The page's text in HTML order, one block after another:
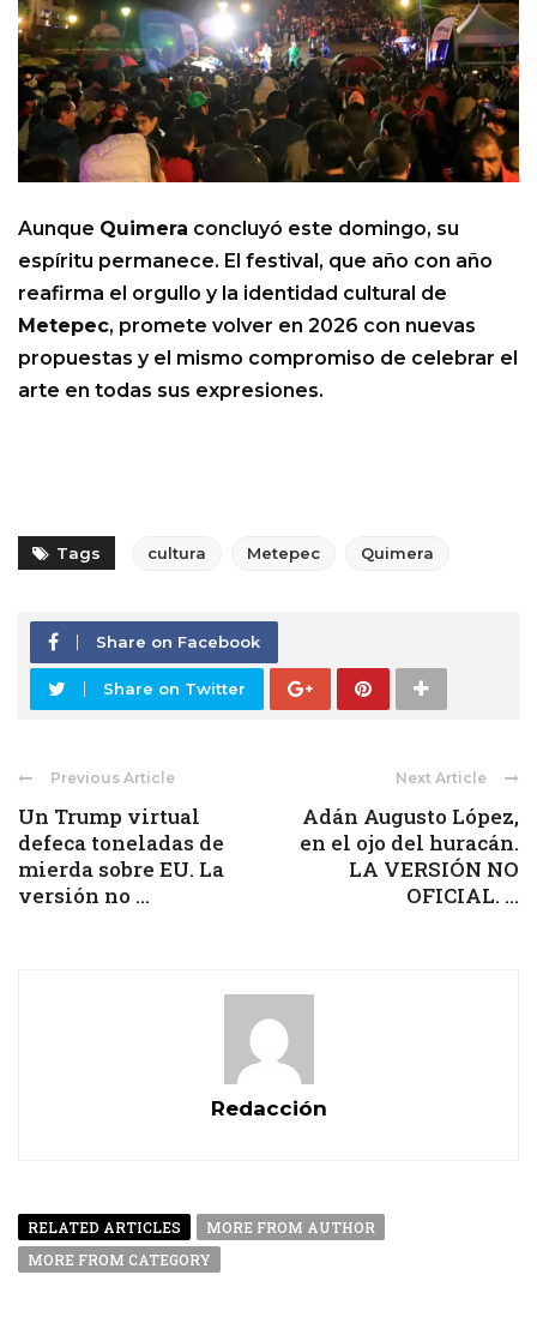
Aunque Quimera concluyó este domingo, su
espíritu permanece. El festival, que año con año
reafirma el orgullo y la identidad cultural de
Metepec, promete volver en 2026 con nuevas
propuestas y el mismo compromiso de celebrar el
arte en todas sus expresiones.
Tags cultura Metepec Quimera
Share on Facebook
Share on Twitter
Previous Article
Un Trump virtual
defeca toneladas de
mierda sobre EU. La
versión no ...
Next Article
Adán Augusto López,
en el ojo del huracán.
LA VERSIÓN NO
OFICIAL. ...
Redacción
RELATED ARTICLES
MORE FROM AUTHOR
MORE FROM CATEGORY